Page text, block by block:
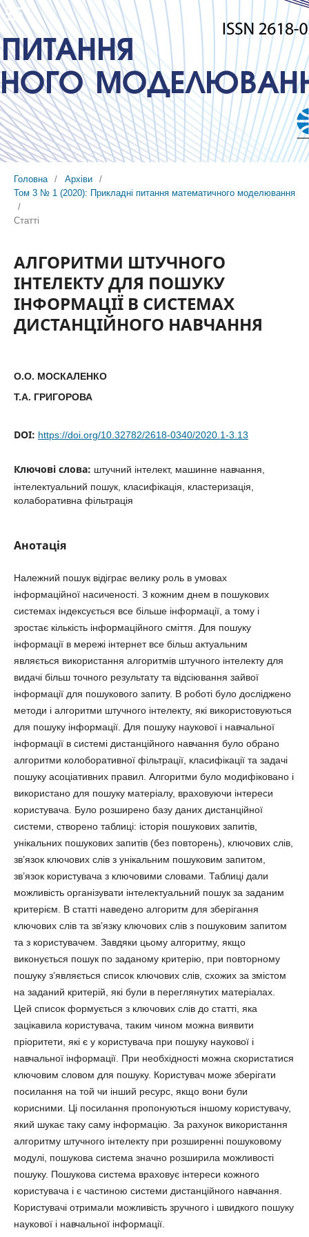
Головна / Архіви
/
Том 3 № 1 (2020): Прикладні питання математичного моделювання
/
Статті
АЛГОРИТМИ ШТУЧНОГО
ІНТЕЛЕКТУ ДЛЯ ПОШУКУ
ІНФОРМАЦІЇ В СИСТЕМАХ
ДИСТАНЦІЙНОГО НАВЧАННЯ
О.О. МОСКАЛЕНКО
Т.А. ГРИГОРОВА
DOI: https://doi.org/10.32782/2618-0340/2020.1-3.13
Ключові слова: штучний інтелект, машинне навчання,
інтелектуальний пошук, класифікація, кластеризація,
колаборативна фільтрація
Анотація
Належний пошук відіграє велику роль в умовах
інформаційної насиченості. З кожним днем в пошукових
системах індексується все більше інформації, а тому і
зростає кількість інформаційного сміття. Для пошуку
інформації в мережі інтернет все більш актуальним
являється використання алгоритмів штучного інтелекту для
видачі більш точного результату та відсіювання зайвої
інформації для пошукового запиту. В роботі було досліджено
методи і алгоритми штучного інтелекту, які використовуються
для пошуку інформації. Для пошуку наукової і навчальної
інформації в системі дистанційного навчання було обрано
алгоритми колоборативної фільтрації, класифікації та задачі
пошуку асоціативних правил. Алгоритми було модифіковано і
використано для пошуку матеріалу, враховуючи інтереси
користувача. Було розширено базу даних дистанційної
системи, створено таблиці: історія пошукових запитів,
унікальних пошукових запитів (без повторень), ключових слів,
зв’язок ключових слів з унікальним пошуковим запитом,
зв’язок користувача з ключовими словами. Таблиці дали
можливість організувати інтелектуальний пошук за заданим
критерієм. В статті наведено алгоритм для зберігання
ключових слів та зв’язку ключових слів з пошуковим запитом
та з користувачем. Завдяки цьому алгоритму, якщо
виконується пошук по заданому критерію, при повторному
пошуку з’являється список ключових слів, схожих за змістом
на заданий критерій, які були в переглянутих матеріалах.
Цей список формується з ключових слів до статті, яка
зацікавила користувача, таким чином можна виявити
пріоритети, які є у користувача при пошуку наукової і
навчальної інформації. При необхідності можна скористатися
ключовим словом для пошуку. Користувач може зберігати
посилання на той чи інший ресурс, якщо вони були
корисними. Ці посилання пропонуються іншому користувачу,
який шукає таку саму інформацію. За рахунок використання
алгоритму штучного інтелекту при розширенні пошуковому
модулі, пошукова система значно розширила можливості
пошуку. Пошукова система враховує інтереси кожного
користувача і є частиною системи дистанційного навчання.
Користувачі отримали можливість зручного і швидкого пошуку
наукової і навчальної інформації.